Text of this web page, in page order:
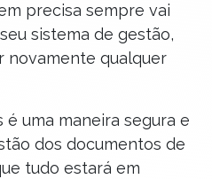
precisa sempre vai
sistema de gestão,
novamente qualquer
uma maneira segura e
dos documentos de
tudo estará em